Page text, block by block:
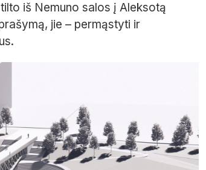
iš Nemuno salos į Aleksotą
jie – permąstyti ir